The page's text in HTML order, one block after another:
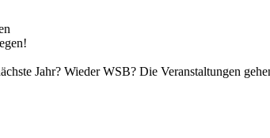
Jahr? Wieder WSB? Die Veranstaltungen